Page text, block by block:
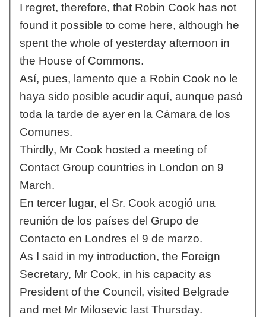
I regret, therefore, that Robin Cook has not
found it possible to come here, although he
spent the whole of yesterday afternoon in
the House of Commons.
Así, pues, lamento que a Robin Cook no le
haya sido posible acudir aquí, aunque pasó
toda la tarde de ayer en la Cámara de los
Comunes.
Thirdly, Mr Cook hosted a meeting of
Contact Group countries in London on 9
March.
En tercer lugar, el Sr. Cook acogió una
reunión de los países del Grupo de
Contacto en Londres el 9 de marzo.
As I said in my introduction, the Foreign
Secretary, Mr Cook, in his capacity as
President of the Council, visited Belgrade
and met Mr Milosevic last Thursday.